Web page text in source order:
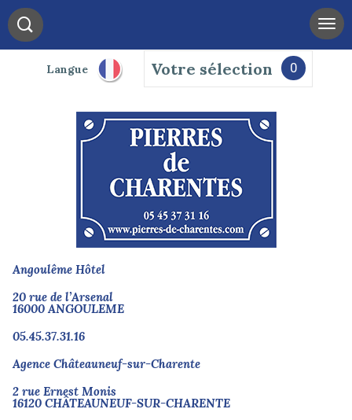
Langue Votre sélection 0
Angoulême Hôtel
20 rue de l’Arsenal
16000 ANGOULEME
05.45.37.31.16
Agence Châteauneuf-sur-Charente
2 rue Ernest Monis
16120 CHÂTEAUNEUF-SUR-CHARENTE